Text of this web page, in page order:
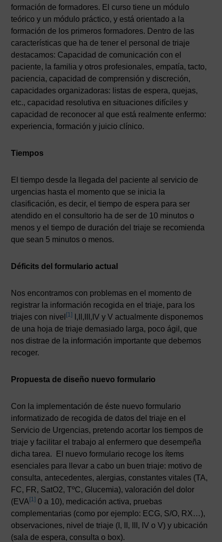
formación de formadores. El curso tiene un módulo
teórico y un módulo práctico, y está orientado a la
formación de los primeros formadores. Dentro de las
características que ha de tener el personal de triaje
destacamos: Capacidad de comunicación con el
paciente, la familia y otros profesionales, empatía, tacto,
paciencia, capacidad de comprensión y discreción,
capacidades organizadoras: listas de espera, quejas,
etc., capacidad resolutiva en situaciones difíciles y
capacidad de reconocer al que está realmente enfermo:
experiencia, formación y juicio clínico.
Tiempos
El tiempo desde la llegada del paciente al servicio de
urgencias hasta el momento que se inicia la
clasificación, es decir, el tiempo de espera para ser
atendido en el consultorio ha de ser de 10 minutos o
menos y el tiempo de duración del triaje se recomienda
que sean 5 minutos o menos.
Déficits del formulario actual
Nos encontramos con problemas en el momento de
registrar la información recogida en el triaje, para los
triajes con nivel [1]
I,II,III,IV y V actualmente disponemos
de una hoja de triaje demasiado larga, poco ágil, que
nos distrae de la información importante que debemos
recoger.
Propuesta de diseño nuevo formulario
Con la implementación de éste nuevo formulario
informatizado de recogida de datos del triaje en el
Servicio de Urgencias, pretendo acortar los tiempos de
triaje y facilitar el trabajo al enfermero que desempeña
dicha tarea. El nuevo formulario recoge los ítems
esenciales para llevar a cabo un buen triaje: motivo de
consulta, antecedentes, alergias, constantes vitales (TA,
FC, FR, SatO2, TºC, Glucemia), valoración del dolor
(EVA[1] 0 a 10), medicación activa, pruebas
complementarias (como por ejemplo: ECG, S/O, RX…),
observaciones, nivel de triaje (I, II, III, IV o V) y ubicación
(sala de espera, consulta o box).